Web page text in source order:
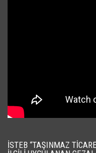
İSTEB “TAŞINMAZ